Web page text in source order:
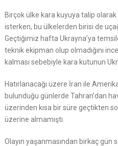
Birçok ülke kara kuyuya talip
isterken, bu ülkelerden birisi de
Geçtiğimiz hafta Ukrayna’ya
teknik ekipman olup olmadığını
kalması sebebiyle kara kutunun
Hatırlanacağı üzere İran ile
bulunduğu günlerde Tahran’dan
üzerinden kısa bir süre geçtikten
üzerine almamıştı.
Olayın yaşanmasından birkaç gün